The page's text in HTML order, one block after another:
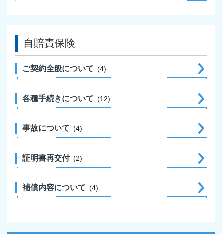
自賠責保険
ご契約全般について 4
各種手続きについて 12
事故について 4
証明書再交付 2
補償内容について 4